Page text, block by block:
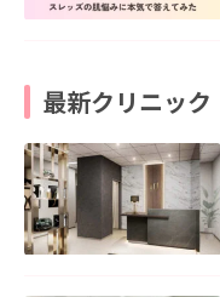
最新クリニック